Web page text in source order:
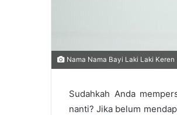
Nama Nama Bayi Laki Laki Keren
Sudahkah Anda
nanti? Jika belum